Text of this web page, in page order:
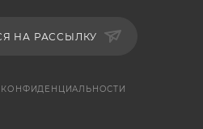
НА РАССЫЛКУ